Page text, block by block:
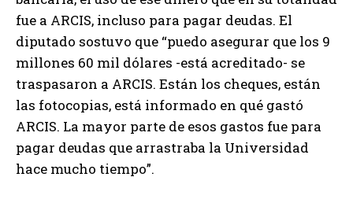
fue a ARCIS, incluso para pagar deudas. El
diputado sostuvo que “puedo asegurar que los 9
millones 60 mil dólares -está acreditado- se
traspasaron a ARCIS. Están los cheques, están
las fotocopias, está informado en qué gastó
ARCIS. La mayor parte de esos gastos fue para
pagar deudas que arrastraba la Universidad
hace mucho tiempo”.